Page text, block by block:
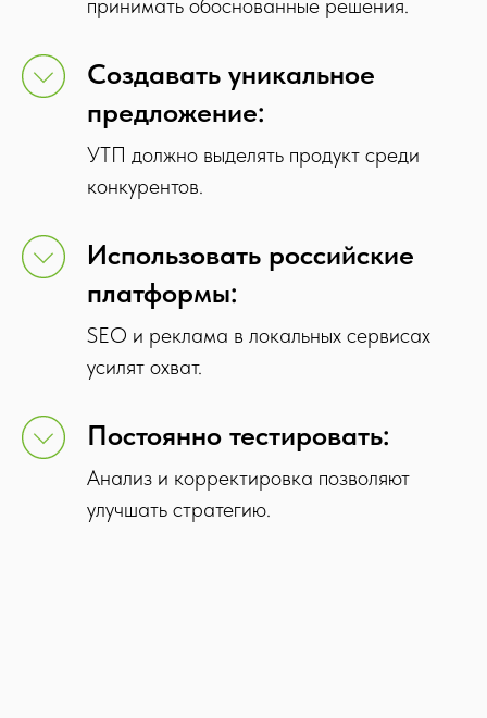
Создавать уникальное
предложение:
УТП должно выделять продукт среди
конкурентов.
Использовать российские
платформы:
SEO и реклама в локальных сервисах
усилят охват.
Постоянно тестировать:
Анализ и корректировка позволяют
улучшать стратегию.